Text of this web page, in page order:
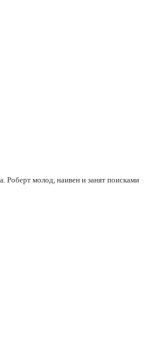
Роберт молод, наивен и занят поисками